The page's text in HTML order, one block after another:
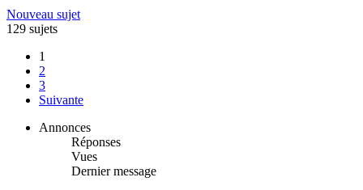
Nouveau sujet
129 sujets
1
2
3
Suivante
Annonces
Réponses
Vues
Dernier message